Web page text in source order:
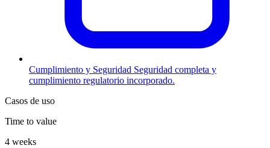
Cumplimiento y Seguridad Seguridad completa y
cumplimiento regulatorio incorporado.
Casos de uso
Time to value
4 weeks